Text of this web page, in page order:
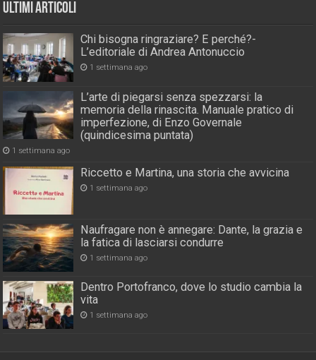
Ultimi Articoli
Chi bisogna ringraziare? E perché?-
L’editoriale di Andrea Antonuccio
1 settimana ago
L’arte di piegarsi senza spezzarsi: la
memoria della rinascita. Manuale pratico di
imperfezione, di Enzo Governale
(quindicesima puntata)
1 settimana ago
Riccetto e Martina, una storia che avvicina
1 settimana ago
Naufragare non è annegare: Dante, la grazia e
la fatica di lasciarsi condurre
1 settimana ago
Dentro Portofranco, dove lo studio cambia la
vita
1 settimana ago